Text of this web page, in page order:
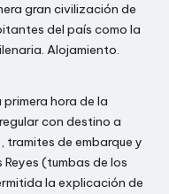
gran civilización de
del país como la
Alojamiento.
hora de la
con destino a
tramites de embarque y
(tumbas de los
la explicación de